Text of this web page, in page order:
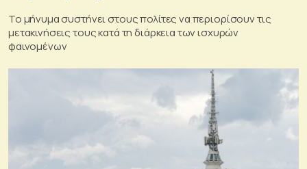
Το μήνυμα συστήνει στους πολίτες να περιορίσουν τις
μετακινήσεις τους κατά τη διάρκεια των ισχυρών
φαινομένων